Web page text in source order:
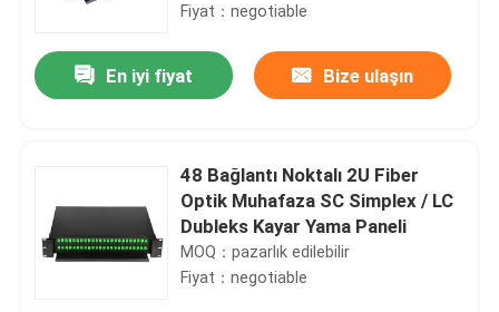
Fiyat：negotiable
En iyi fiyat Bize ulaşın
48 Bağlantı Noktalı 2U Fiber
Optik Muhafaza SC Simplex / LC
Dubleks Kayar Yama Paneli
MOQ：pazarlık edilebilir
Fiyat：negotiable